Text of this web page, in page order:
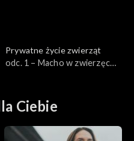
Prywatne życie zwierząt
odc. 1 – Macho w zwierzęcej
Ciebie